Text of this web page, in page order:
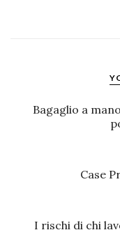
Bagaglio a
Case
I rischi di chi